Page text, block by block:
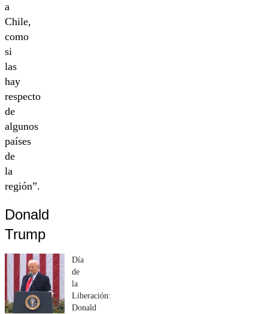
a
Chile,
como
si
las
hay
respecto
de
algunos
países
de
la
región”.
Donald
Trump
Día
de
la
Liberación:
Donald